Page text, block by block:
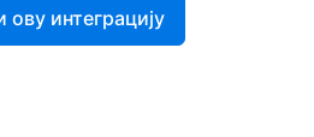
ову интеграцију